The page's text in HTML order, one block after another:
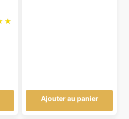
Ajouter au panier